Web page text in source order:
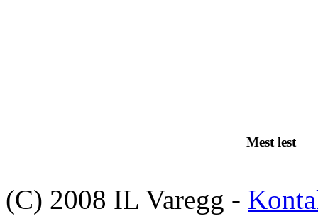
Mest lest
(C) 2008 IL Varegg -